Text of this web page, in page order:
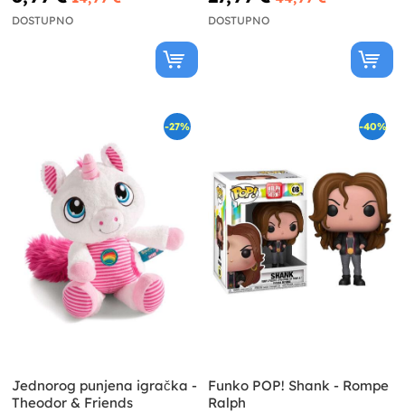
DOSTUPNO DOSTUPNO
-27%
Jednorog punjena igračka -
Theodor & Friends
-40%
Funko POP! Shank - Rompe
Ralph